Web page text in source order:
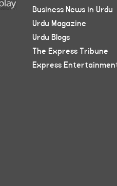
Business News in Urdu
Urdu Magazine
Urdu Blogs
The Express Tribune
Express